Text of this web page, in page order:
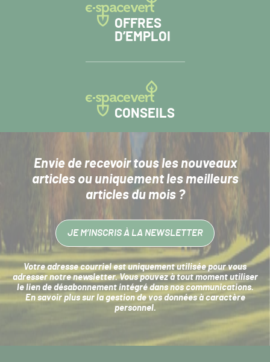
OFFRES
D’EMPLOI
CONSEILS
Envie de recevoir tous les nouveaux
articlesou uniquement les meilleurs
articles du mois ?
JE M’INSCRIS À LA NEWSLETTER
Votre adresse courriel est uniquement utilisée pour vous
adresser notre newsletter. Vous pouvez à tout moment utiliser
le lien de désabonnement intégré dans nos communications.
En savoir plus sur la gestion de vos données à caractère
personnel.